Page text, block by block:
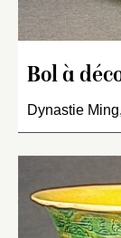
Bol à
Dynastie